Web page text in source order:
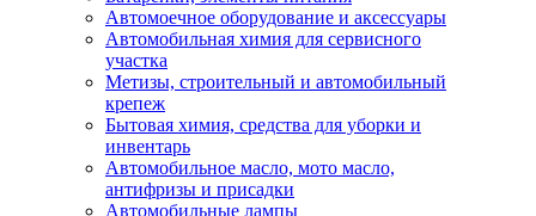
Автомоечное оборудование и аксессуары
Автомобильная химия для сервисного
участка
Метизы, строительный и автомобильный
крепеж
Бытовая химия, средства для уборки и
инвентарь
Автомобильное масло, мото масло,
антифризы и присадки
Автомобильные лампы